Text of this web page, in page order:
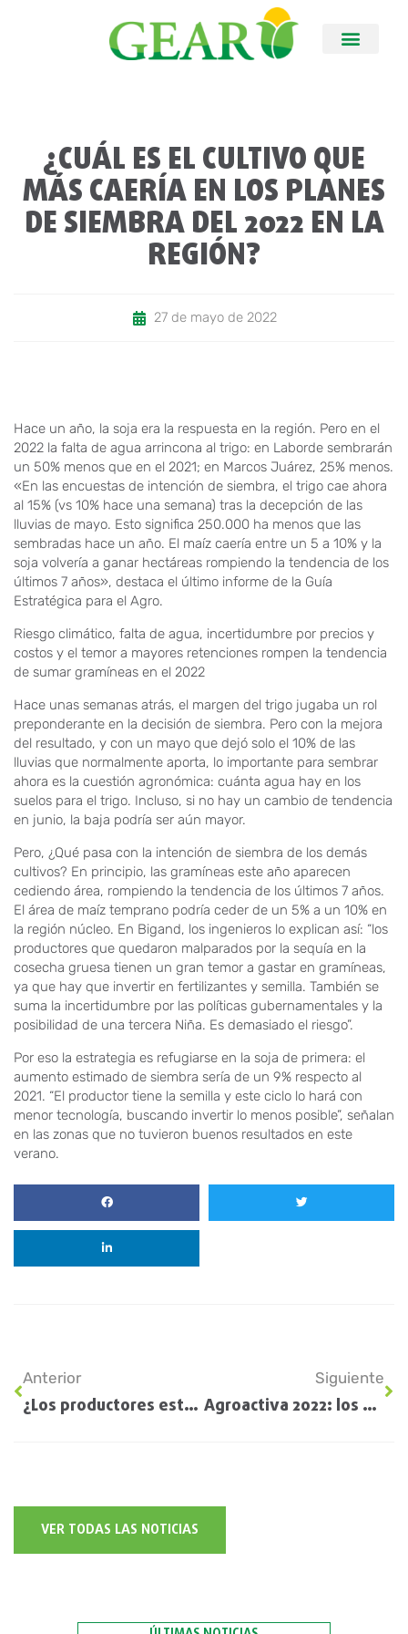
¿CUÁL ES EL CULTIVO QUE
MÁS CAERÍA EN LOS PLANES
DE SIEMBRA DEL 2022 EN LA
REGIÓN?
27 de mayo de 2022
Hace un año, la soja era la respuesta en la región. Pero en el
2022 la falta de agua arrincona al trigo: en Laborde sembrarán
un 50% menos que en el 2021; en Marcos Juárez, 25% menos.
«En las encuestas de intención de siembra, el trigo cae ahora
al 15% (vs 10% hace una semana) tras la decepción de las
lluvias de mayo. Esto significa 250.000 ha menos que las
sembradas hace un año. El maíz caería entre un 5 a 10% y la
soja volvería a ganar hectáreas rompiendo la tendencia de los
últimos 7 años», destaca el último informe de la Guía
Estratégica para el Agro.
Riesgo climático, falta de agua, incertidumbre por precios y
costos y el temor a mayores retenciones rompen la tendencia
de sumar gramíneas en el 2022
Hace unas semanas atrás, el margen del trigo jugaba un rol
preponderante en la decisión de siembra. Pero con la mejora
del resultado, y con un mayo que dejó solo el 10% de las
lluvias que normalmente aporta, lo importante para sembrar
ahora es la cuestión agronómica: cuánta agua hay en los
suelos para el trigo. Incluso, si no hay un cambio de tendencia
en junio, la baja podría ser aún mayor.
Pero, ¿Qué pasa con la intención de siembra de los demás
cultivos? En principio, las gramíneas este año aparecen
cediendo área, rompiendo la tendencia de los últimos 7 años.
El área de maíz temprano podría ceder de un 5% a un 10% en
la región núcleo. En Bigand, los ingenieros lo explican así: “los
productores que quedaron malparados por la sequía en la
cosecha gruesa tienen un gran temor a gastar en gramíneas,
ya que hay que invertir en fertilizantes y semilla. También se
suma la incertidumbre por las políticas gubernamentales y la
posibilidad de una tercera Niña. Es demasiado el riesgo”.
Por eso la estrategia es refugiarse en la soja de primera: el
aumento estimado de siembra sería de un 9% respecto al
2021. “El productor tiene la semilla y este ciclo lo hará con
menor tecnología, buscando invertir lo menos posible”, señalan
en las zonas que no tuvieron buenos resultados en este
verano.
Anterior
¿Los productores están asegurándose los actuales precios del trigo?
Siguiente
Agroactiva 2022: los bancos que pisan fuerte en la expo
VER TODAS LAS NOTICIAS